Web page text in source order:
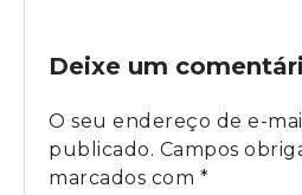
Deixe um
O seu endereço de e-
publicado. Campos
marcados com *